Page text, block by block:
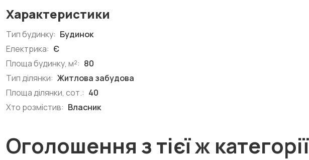
Характеристики
Тип будинку: Будинок
Електрика: Є
Площа будинку, м²: 80
Тип ділянки: Житлова забудова
Площа ділянки, сот.: 40
Хто розмістив: Власник
Оголошення з тієї ж категорії